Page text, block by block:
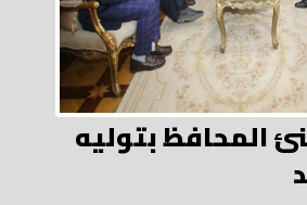
تهنئ المحافظ بتوليه